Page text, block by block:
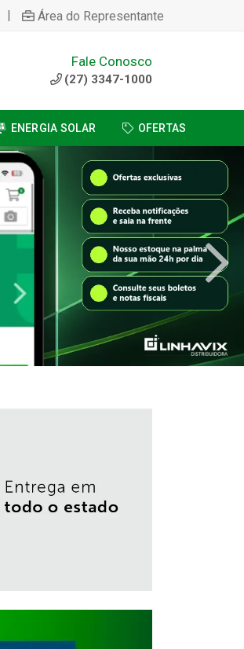
| Área do Representante
Fale Conosco
(27) 3347-1000
ENERGIA SOLAR OFERTAS